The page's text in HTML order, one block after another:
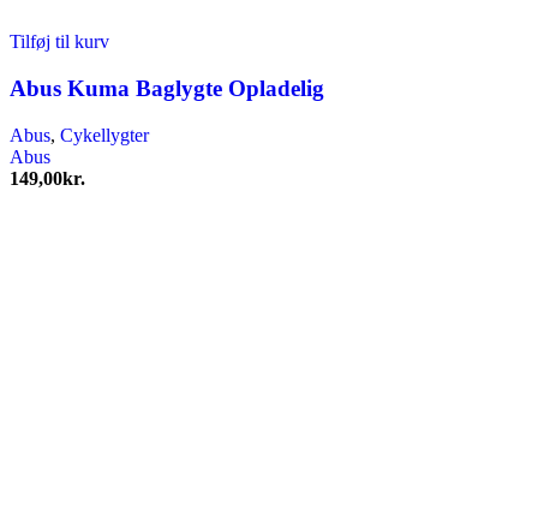
Tilføj til kurv
Abus Kuma Baglygte Opladelig
Abus, Cykellygter
Abus
149,00kr.